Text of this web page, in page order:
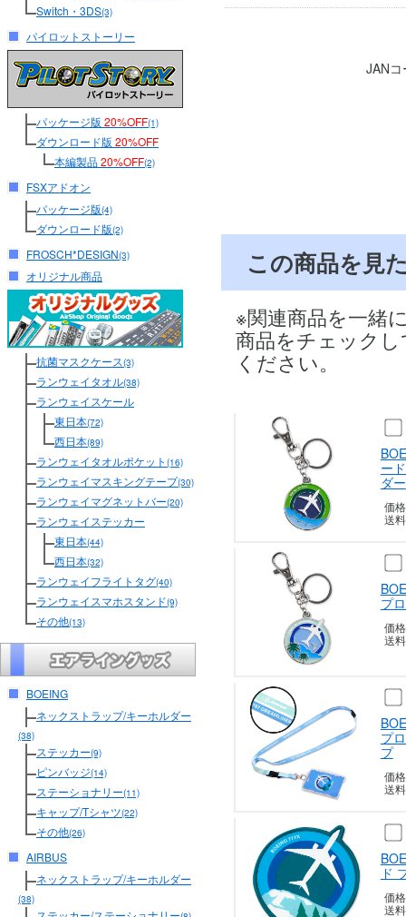
Switch・3DS(3)
パイロットストーリー
パッケージ版 20%OFF(1)
ダウンロード版 20%OFF
本編製品20%OFF(2)
FSXアドオン
パッケージ版(4)
ダウンロード版(2)
FROSCH*DESIGN(3)
オリジナル商品
抗菌マスクケース(3)
ランウェイタオル(38)
ランウェイスケール
東日本(72)
西日本(89)
ランウェイタオルポケット (16)
ランウェイマスキングテープ(30)
ランウェイマグネットバー(20)
ランウェイステッカー
東日本(44)
西日本(32)
ランウェイフライトタグ(40)
ランウェイスマホスタンド(9)
その他(13)
BOEING
ネックストラップ/キーホルダー
(38)
ステッカー(9)
ピンバッジ(14)
ステーショナリー(11)
キャップ/Tシャツ(22)
その他(26)
AIRBUS
ネックストラップ/キーホルダー
(38)
JAN
この商品を見
※関連商品を一緒
商品をチェック
ください。
ー
ダー
価
送
プ
価
送
プ
プ
価
送
ド
価
送